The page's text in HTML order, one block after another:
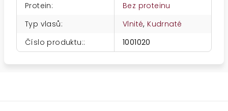
Protein:
Bez proteinu
Typ vlasů: Vlnité, Kudrnaté
Číslo produktu:: 1001020